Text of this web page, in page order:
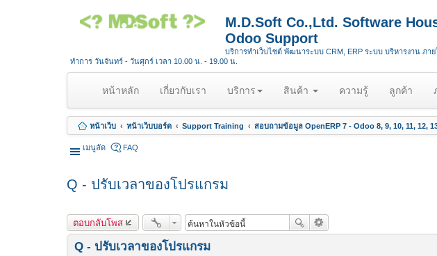
M.D.Soft Co.,Ltd. Software
Odoo Support
บริการทำเว็บไซต์ พัฒนาระบบ CRM, ERP ระบบ บริหารงาน ภา
ทำการ วันจันทร์ - วันศุกร์ เวลา 10.00 น. - 19.00 น.
หน้าหลัก(
u
r
t
เกี่ยวกับเรา บริการ สินค้า ความรู้ ลูกค้า
หน้าเว็บ หน้าเว็บบอร์ด Support Training สอบถามข้อมูล OpenERP 7 - Odoo 8, 9, 10, 11, 12,
เมนูลัด FAQ
Q - ปรับเวลาของโปรแกรม
ตอบกลับโพส
Q - ปรับเวลาของโปรแกรม